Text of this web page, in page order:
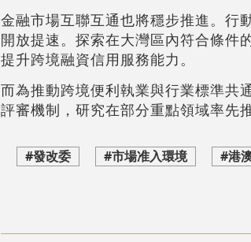
金融市場互聯互通也將穩步推進。行
開放提速。探索在大灣區內符合條件
提升跨境融資信用服務能力。
而為推動跨境便利執業與行業標準共
評審機制，研究在部分重點領域率先
#發改委 #市場准入環境 #港